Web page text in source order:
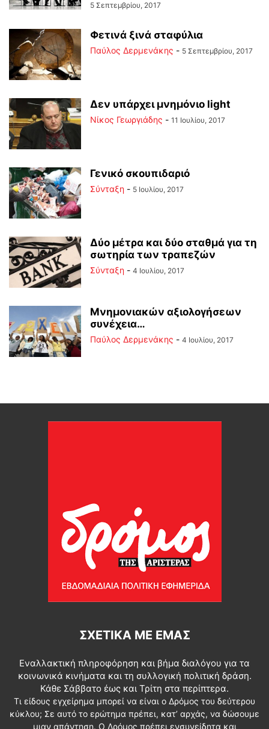
5 Σεπτεμβρίου, 2017
Φετινά ξινά σταφύλια
Παύλος Δερμενάκης - 5 Σεπτεμβρίου, 2017
Δεν υπάρχει μνημόνιο light
Νίκος Γεωργιάδης - 11 Ιουλίου, 2017
Γενικό σκουπιδαριό
Σύνταξη - 5 Ιουλίου, 2017
Δύο μέτρα και δύο σταθμά για τη
σωτηρία των τραπεζών
Σύνταξη - 4 Ιουλίου, 2017
Μνημονιακών αξιολογήσεων
συνέχεια…
Παύλος Δερμενάκης - 4 Ιουλίου, 2017
ΣΧΕΤΙΚΆ ΜΕ ΕΜΆΣ
Εναλλακτική πληροφόρηση και βήμα διαλόγου για τα
κοινωνικά κινήματα και τη συλλογική πολιτική δράση.
Κάθε Σάββατο έως και Τρίτη στα περίπτερα.
Τι είδους εγχείρημα μπορεί να είναι ο Δρόμος του δεύτερου
κύκλου; Σε αυτό το ερώτημα πρέπει, κατ’ αρχάς, να δώσουμε
μιαν απάντηση. Ο Δρόμος πρέπει ενσυνείδητα και